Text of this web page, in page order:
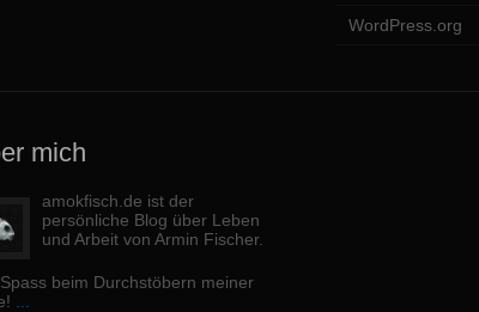
WordPress.org
mich
amokfisch.de ist der
persönliche Blog über Leben
und Arbeit von Armin Fischer.
beim Durchstöbern meiner